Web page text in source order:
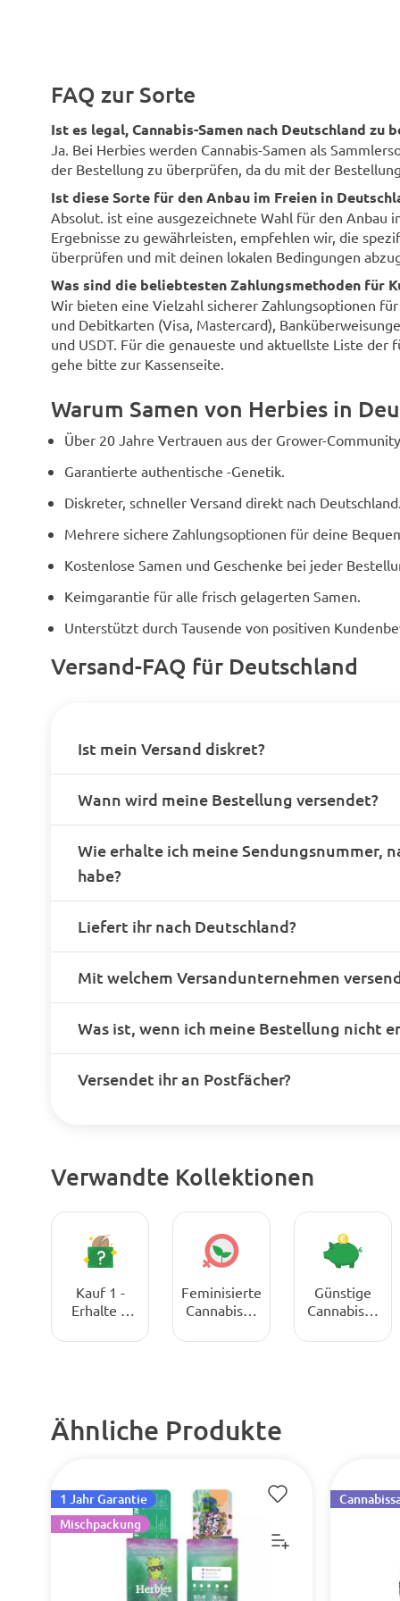
der Blüte
überhaupt
angenehm.
mich nicht
so wie
Anbetracht
Erfahrung als
fast sorglosen
200 Gramm
0,6 m2 sehr
umwerfend,
steht im
Tatsächlich
Kopf: Alles
wie ein
dort wären,
an, helle
und Farbe. Im
benötigt wird,
etwa 2
einen
Luft machen,
Balkon
Luft
Deshalb sage
nicht rauchen
können.
FAQ zur Sorte
Ist es legal, Cannabis-Samen nach Deutschland zu
Ja. Bei Herbies werden Cannabis-Samen als
der Bestellung zu überprüfen, da du mit der
Ist diese Sorte für den Anbau im Freien in
Absolut. ist eine ausgezeichnete Wahl für den Anbau
Ergebnisse zu gewährleisten, empfehlen wir, die
überprüfen und mit deinen lokalen Bedingungen
Was sind die beliebtesten Zahlungsmethoden für
Wir bieten eine Vielzahl sicherer Zahlungsoptionen
und Debitkarten (Visa, Mastercard),
und USDT. Für die genaueste und aktuellste Liste
gehe bitte zur Kassenseite.
Warum Samen von Herbies in
Über 20 Jahre Vertrauen aus der Grower-Community.
Garantierte authentische -Genetik.
Diskreter, schneller Versand direkt nach Deutschland.
Mehrere sichere Zahlungsoptionen für deine
Kostenlose Samen und Geschenke bei jeder
Keimgarantie für alle frisch gelagerten Samen.
Unterstützt durch Tausende von positiven
Versand-FAQ für Deutschland
Ist mein Versand diskret?
Wann wird meine Bestellung versendet?
Wie erhalte ich meine Sendungsnummer,
habe?
Liefert ihr nach Deutschland?
Mit welchem Versandunternehmen
Was ist, wenn ich meine Bestellung nicht
Versendet ihr an Postfächer?
Verwandte Kollektionen
Kauf 1 -
Erhalte 1
Feminisierte
Cannabissa
Günstige
Cannabissa
Ähnliche Produkte
1 Jahr Garantie
Mischpackung